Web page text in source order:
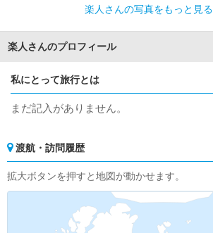
楽人さんの写真をもっと見る
楽人さんのプロフィール
私にとって旅行とは
まだ記入がありません。
渡航・訪問履歴
拡大ボタンを押すと地図が動かせます。